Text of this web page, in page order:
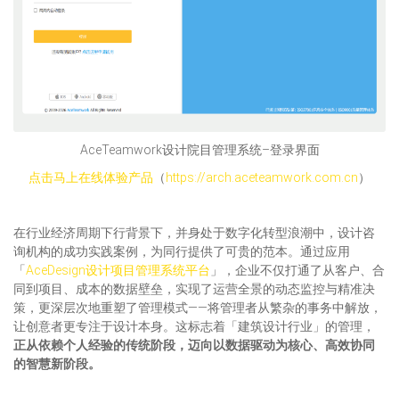
AceTeamwork设计院目管理系统–登录界面
点击马上在线体验产品 （https://arch.aceteamwork.com.cn）
在行业经济周期下行背景下，并身处于数字化转型浪潮中，设计咨
询机构的成功实践案例，为同行提供了可贵的范本。通过应用
「AceDesign设计项目管理系统平台 」，企业不仅打通了从客户、合
同到项目、成本的数据壁垒，实现了运营全景的动态监控与精准决
策，更深层次地重塑了管理模式——将管理者从繁杂的事务中解放，
让创意者更专注于设计本身。这标志着「建筑设计行业」的管理，
正从依赖个人经验的传统阶段，迈向以数据驱动为核心、高效协同
的智慧新阶段。